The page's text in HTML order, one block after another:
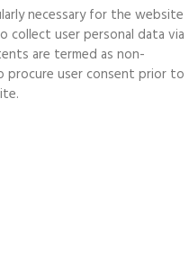
necessary for the website
collect user personal data via
are termed as non-
procure user consent prior to